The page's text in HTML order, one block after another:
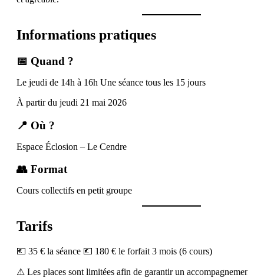
Informations pratiques
📅 Quand ?
Le jeudi de 14h à 16h Une séance tous les 15 jours
À partir du jeudi 21 mai 2026
📍 Où ?
Espace Éclosion – Le Cendre
👥 Format
Cours collectifs en petit groupe
Tarifs
💶 35 € la séance 💶 180 € le forfait 3 mois (6 cours)
⚠ Les places sont limitées afin de garantir un accompagnement